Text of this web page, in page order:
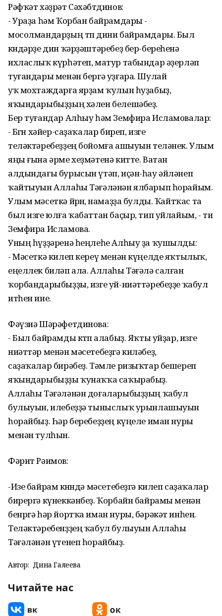
Рәфҡәт хәҙрәт Сәхәбөтдинов:
- Ураҙа һәм Ҡорбан байрамдары -
мосолмандарҙың төп дини байрамдары. Был
көндәрҙе дин ҡәрҙәштәребеҙ бер-береһенә
ихласлыҡ күрһәтеп, матур табындар әҙерләп
туғандары менән бергә уҙғара. Шулай
уҡ мохтаждарға ярҙам ҡулын һуҙабыҙ,
яҡындарыбыҙҙың хәлен белешәбеҙ.
Бер туғандар Алһыу һәм Земфира Исламовалар:
- Бөгөн хәйер-саҙаҡалар биреп, изге
теләктәребеҙҙең бойомға ашыуын теләнек. Улым
яңы ғына әрме хеҙмәтенә китте. Ватан
алдындағы бурысын үтәп, иҫән-һау әйләнеп
ҡайтыуын Аллаһы Тәғәләнән ялбарып һорайым.
Улым мәсеткә йөрөнө, намаҙҙа булды. Ҡайтҡас та
был изге юлға ҡабаттан баҫыр, тип уйлайым, - ти
Земфира Исламова.
Уның һүҙҙәренә һеңлеһе Алһыу ҙа ҡушылды:
- Мәсеткә килеп кереү менән күңелде яҡтылыҡ,
еңеллек биләп ала. Аллаһы Тәғәлә салған
ҡорбандарыбыҙҙы, изге уй-ниәттәребеҙҙе ҡабул
итһен ине.
Фәүзиә Шәрәфетдинова:
- Был байрамды көтөп алабыҙ. Яҡты уйҙар, изге
ниәттәр менән мәсетебеҙгә киләбеҙ,
саҙаҡалар бирәбеҙ. Тәмле ризыҡтар бешереп
яҡындарыбыҙҙы ҡунаҡҡа саҡырабыҙ.
Аллаһы Тәғәләнән доғаларыбыҙҙың ҡабул
булыуын, илебеҙҙә тыныслыҡ урынлашыуын
һорайбыҙ. Һәр беребеҙҙең күңеле иман нуры
менән тулһын.
Фәрит Рәимов:
-Изе байрам көнөндә мәсетебеҙгә килеп саҙаҡалар
бирергә күнеккәнбеҙ. Ҡорбайн байрамы менән
бенргә һәр йортҡа иман нуры, бәрәкәт инһен.
Теләктәребенҙҙең ҡабул булыуын Аллаһы
Тәғәләнән үтенеп һорайбыҙ.
Автор: Дина Галеева
Читайте нас